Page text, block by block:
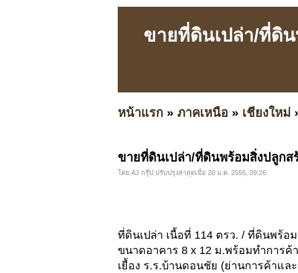
ขายที่ดินเปล่า/ที่ดิ
หน้าแรก » ภาคเหนือ » เชียงใหม่
ขายที่ดินเปล่า/ที่ดินพร้อมสิ่งปลูก
โดย AJ กรุ๊ป ปรับปรุงล่าสุดเมื่อ 20 ม.ค. 2555, 09:26.
ที่ดินเปล่า เนื้อที่ 114 ตรว. / ที่ดินพร้อ
ขนาดอาคาร 8 x 12 ม.พร้อมทำการค้
เยื้อง ร.ร.บ้านดอนชัย (ย่านการค้าแล